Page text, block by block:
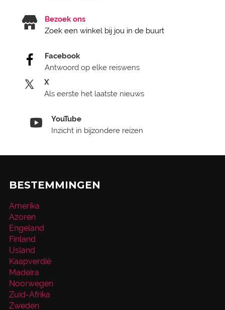
Bezoek ons
Zoek een winkel bij jou in de buurt
Facebook
Antwoord op elke reiswens
X
Als eerste het laatste nieuws
YouTube
Inzicht in bijzondere reizen
BESTEMMINGEN
Amerika
Azoren
Engeland
Finland
IJsland
Kaapverdië
Madeira
Noorwegen
Zuid-Afrika
Zweden